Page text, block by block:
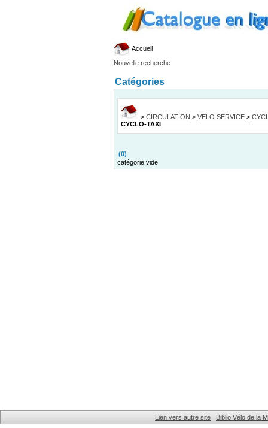
Accueil
Nouvelle recherche
Catégories
> CIRCULATION > VELO SERVICE >
CYCLO-TAXI
(0)
catégorie vide
Lien vers autre site Biblio Vélo de la